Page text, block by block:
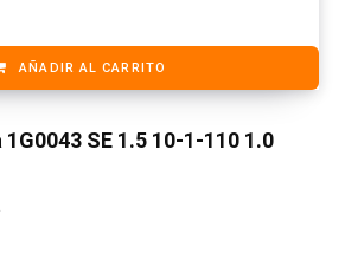
AÑADIR AL CARRITO
SE 1.5 10-1-110 1.0